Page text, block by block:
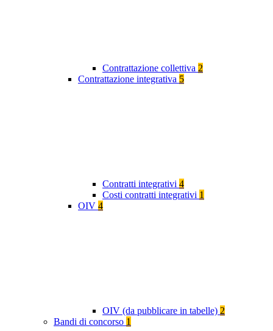
Contrattazione collettiva 2
Contrattazione integrativa 5
Contratti integrativi 4
Costi contratti integrativi 1
OIV 4
OIV (da pubblicare in tabelle) 2
Bandi di concorso 1